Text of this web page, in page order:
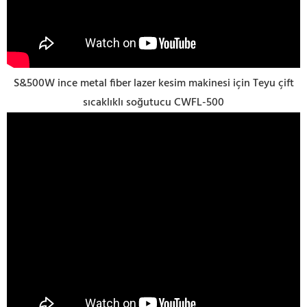
S&500W ince metal fiber lazer kesim makinesi için Teyu çift
sıcaklıklı soğutucu CWFL-500